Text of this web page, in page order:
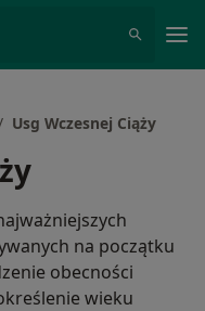
Usg Wczesnej Ciąży
na początku
obecności
wieku